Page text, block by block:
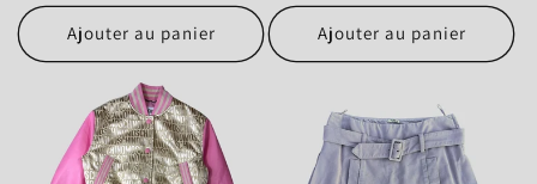
Ajouter au panier Ajouter au panier